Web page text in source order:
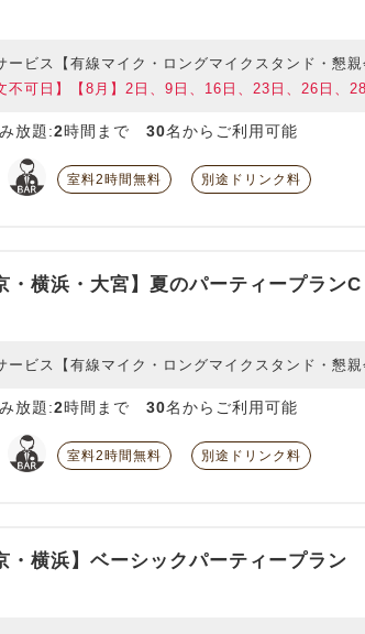
ービス【有線マイク・ロングマイクスタンド・懇親
不可日】【8月】2日、9日、16日、23日、26日
放題:2時間まで 30名からご利用可能
室料2時間無料 別途ドリンク料
・横浜・大宮】夏のパーティープランC
ービス【有線マイク・ロングマイクスタンド・懇親
放題:2時間まで 30名からご利用可能
室料2時間無料 別途ドリンク料
・横浜】ベーシックパーティープラン